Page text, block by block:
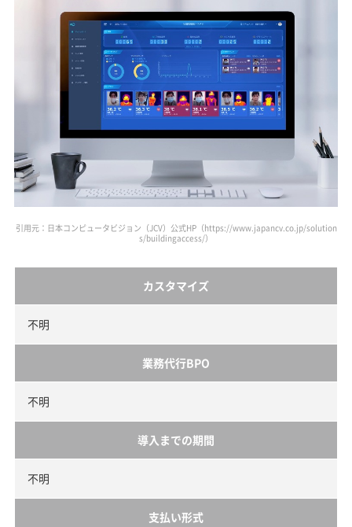
引用元：日本コンピュータビジョン（JCV）公式HP（https://www.japancv.co.jp/solution
s/buildingaccess/）
カスタマイズ
不明
業務代行BPO
不明
導入までの期間
不明
支払い形式